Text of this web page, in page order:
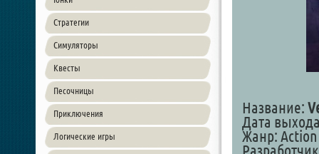
Стратегии
Симуляторы
Квесты
Песочницы
Приключения
Логические игры
Название:
Дата
Жанр: Action